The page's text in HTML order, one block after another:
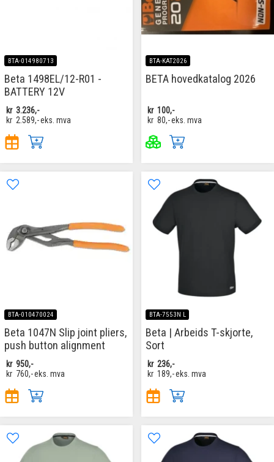
BTA-014980713
Beta 1498EL/12-R01 -
BATTERY 12V
kr 3.236,-
kr 2.589,-eks. mva
BTA-KAT2026
BETA hovedkatalog 2026
kr 100,-
kr 80,-eks. mva
BTA-010470024
Beta 1047N Slip joint pliers,
push button alignment
kr 950,-
kr 760,-eks. mva
BTA-7553N L
Beta | Arbeids T-skjorte,
Sort
kr 236,-
kr 189,-eks. mva